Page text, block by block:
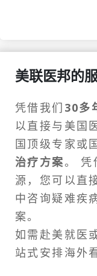
美联医邦的服
凭借我们 30多
以直接与美国
国顶级专家或
治疗方案。 凭
源，您可以直
中咨询疑难疾
案。
如需 赴美就医
站式安排海外